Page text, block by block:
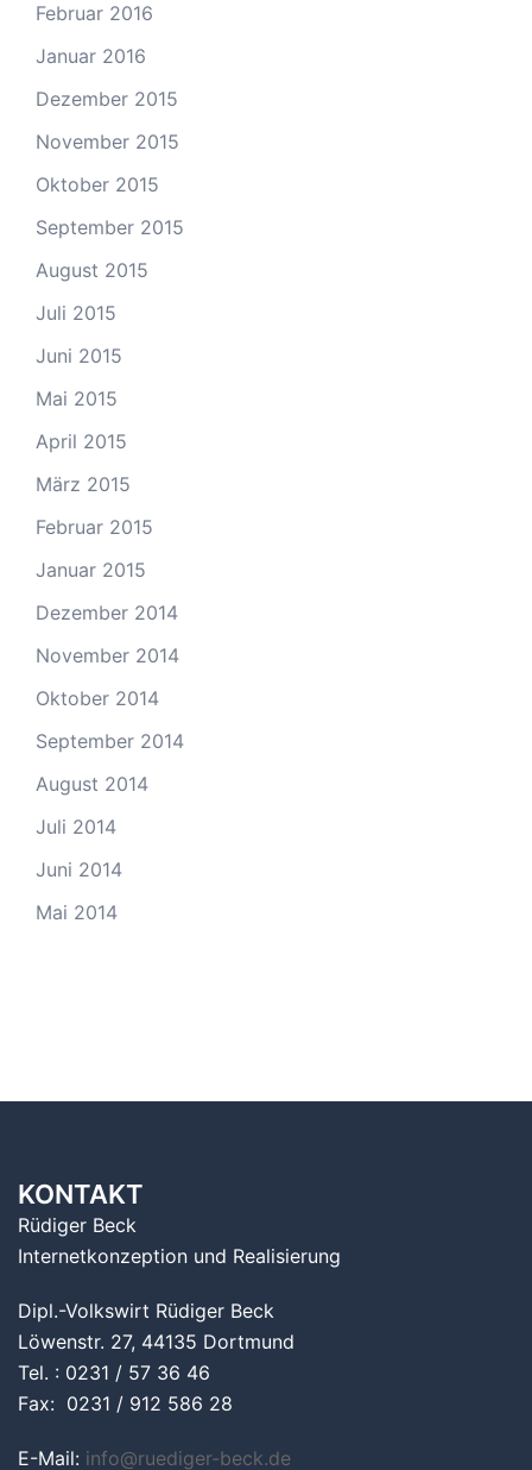
Februar 2016
Januar 2016
Dezember 2015
November 2015
Oktober 2015
September 2015
August 2015
Juli 2015
Juni 2015
Mai 2015
April 2015
März 2015
Februar 2015
Januar 2015
Dezember 2014
November 2014
Oktober 2014
September 2014
August 2014
Juli 2014
Juni 2014
Mai 2014
KONTAKT
Rüdiger Beck
Internetkonzeption und Realisierung
Dipl.-Volkswirt Rüdiger Beck
Löwenstr. 27, 44135 Dortmund
Tel. : 0231 / 57 36 46
Fax: 0231 / 912 586 28
E-Mail: info@ruediger-beck.de